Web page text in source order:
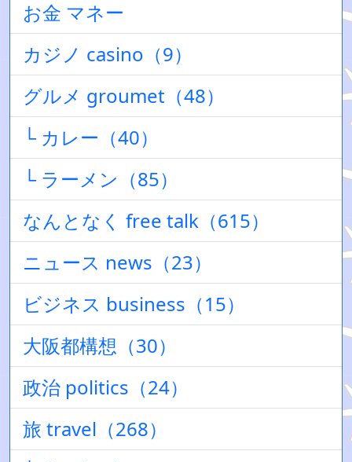
お金 マネー
カジノ casino（9）
グルメ groumet（48）
└ カレー（40）
└ ラーメン（85）
なんとなく free talk（615）
ニュース news（23）
ビジネス business（15）
大阪都構想（30）
政治 politics（24）
旅 travel（268）